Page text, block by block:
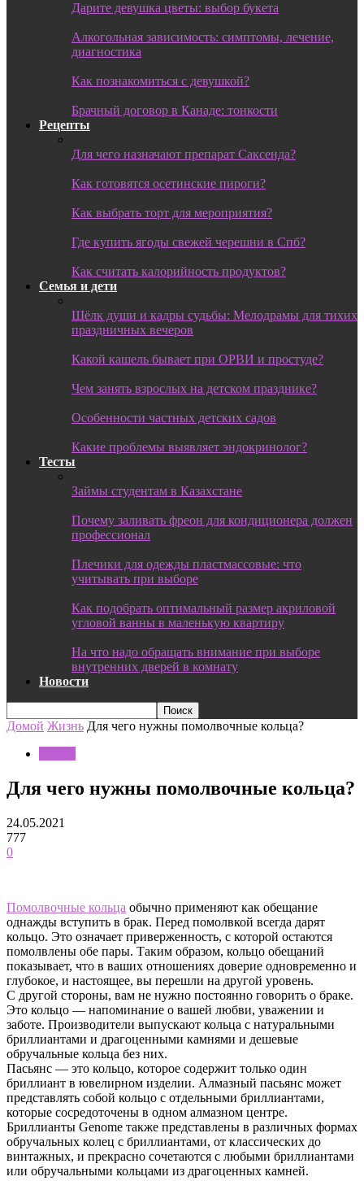
Дарите девушка цветы: выбор букета
Алкогольная зависимость: симптомы, лечение,
диагностика
Как познакомиться с девушкой?
Брачный договор в Канаде: тонкости
Рецепты
Для чего назначают препарат Саксенда?
Как готовятся осетинские пироги?
Как выбрать торт для мероприятия?
Где купить ягоды свежей черешни в Спб?
Как считать калорийность продуктов?
Семья и дети
Шёлк души и кадры судьбы: Мелодрамы для тихих
праздничных вечеров
Какой кашель бывает при ОРВИ и простуде?
Чем занять взрослых на детском празднике?
Особенности частных детских садов
Какие проблемы выявляет эндокринолог?
Тесты
Займы студентам в Казахстане
Почему заливать фреон для кондиционера должен
профессионал
Плечики для одежды пластмассовые: что
учитывать при выборе
Как подобрать оптимальный размер акриловой
угловой ванны в маленькую квартиру
На что надо обращать внимание при выборе
внутренних дверей в комнату
Новости
Домой Жизнь Для чего нужны помолвочные кольца?
Для чего нужны помолвочные кольца?
24.05.2021
777
0
Помолвочные кольца обычно применяют как обещание
однажды вступить в брак. Перед помолвкой всегда дарят
кольцо. Это означает приверженность, с которой остаются
помолвлены обе пары. Таким образом, кольцо обещаний
показывает, что в ваших отношениях доверие одновременно и
глубокое, и настоящее, вы перешли на другой уровень.
С другой стороны, вам не нужно постоянно говорить о браке.
Это кольцо — напоминание о вашей любви, уважении и
заботе. Производители выпускают кольца с натуральными
бриллиантами и драгоценными камнями и дешевые
обручальные кольца без них.
Пасьянс — это кольцо, которое содержит только один
бриллиант в ювелирном изделии. Алмазный пасьянс может
представлять собой кольцо с отдельными бриллиантами,
которые сосредоточены в одном алмазном центре.
Бриллианты Genome также представлены в различных формах
обручальных колец с бриллиантами, от классических до
винтажных, и прекрасно сочетаются с любыми бриллиантами
или обручальными кольцами из драгоценных камней.